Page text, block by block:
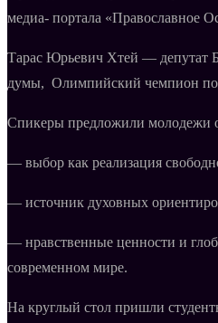
медиа- портала «Православное
Тарас Юрьевич Хтей — депутат
думы, Олимпийский чемпион по
Спикеры предложили молодежи
— выбор как реализация
— источник духовных
— нравственные ценности и
современном мире.
На круглый стол пришли